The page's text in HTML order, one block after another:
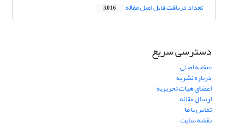
تعداد دریافت فایل اصل مقاله 3,016
دسترسی سریع
صفحه اصلی
درباره نشریه
اعضای هیات تحریریه
ارسال مقاله
تماس با ما
نقشه سایت